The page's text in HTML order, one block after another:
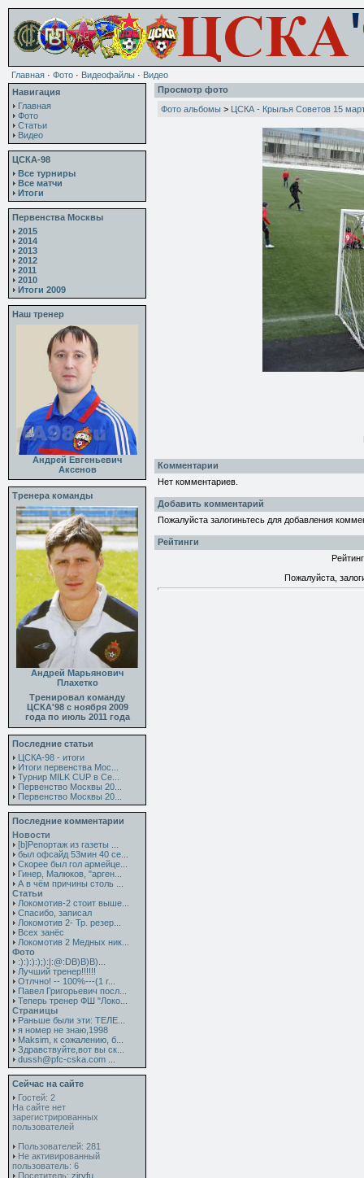
Главная · Фото · Видеофайлы · Видео
Навигация
Главная
Фото
Статьи
Видео
ЦСКА-98
Все турниры
Все матчи
Итоги
Первенства Москвы
2015
2014
2013
2012
2011
2010
Итоги 2009
Наш тренер
Андрей Евгеньевич
Аксенов
Тренера команды
Андрей Марьянович
Плахетко
Тренировал команду
ЦСКА'98 с ноября 2009
года по июль 2011 года
Последние статьи
ЦСКА-98 - итоги
Итоги первенства Мос...
Турнир MILK CUP в Се...
Первенство Москвы 20...
Первенство Москвы 20...
Последние комментарии
Новости
[b]Репортаж из газеты ...
был офсайд 53мин 40 се...
Скорее был гол армейце...
Гинер, Малюков, "арген...
А в чём причины столь ...
Статьи
Локомотив-2 стоит выше...
Спасибо, записал
Локомотив 2- Тр. резер...
Всех занёс
Локомотив 2 Медных ник...
Фото
:):):):);):|:@:DB)B)B)...
Лучший тренер!!!!!!
Отлчно! -- 100%---(1 г...
Павел Григорьевич посл...
Теперь тренер ФШ "Локо...
Страницы
Раньше были эти: ТЕЛЕ...
я номер не знаю,1998
Maksim, к сожалению, б...
Здравствуйте,вот вы ск...
dussh@pfc-cska.com ...
Сейчас на сайте
Гостей: 2
На сайте нет
зарегистрированных
пользователей
Пользователей: 281
Не активированный
пользователь: 6
Посетитель: ziryfu
Просмотр фото
Фото альбомы > ЦСКА - Крылья Советов 15
Комментарии
Нет комментариев.
Добавить комментарий
Пожалуйста залогиньтесь для добавления
Рейтинги
Пожалуйста,